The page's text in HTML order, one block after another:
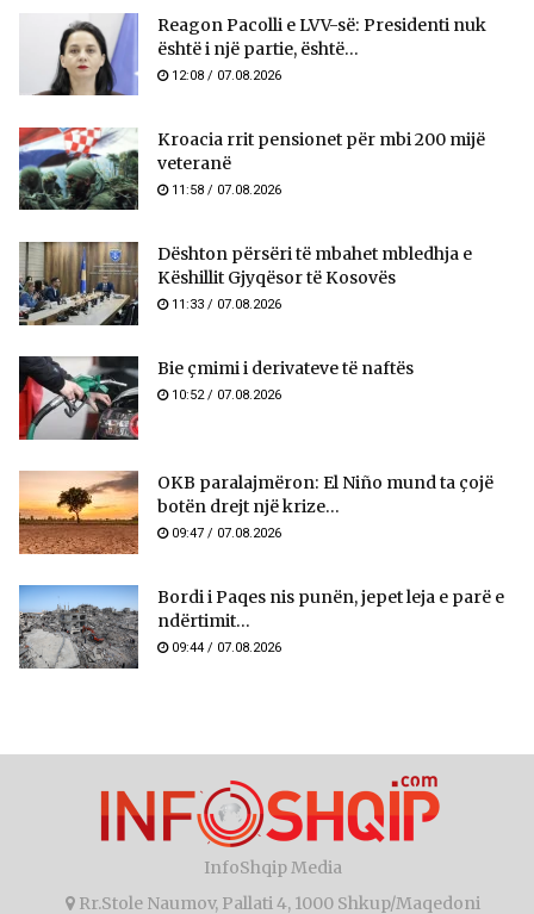
Reagon Pacolli e LVV-së: Presidenti nuk
është i një partie, është...
12:08 / 07.08.2026
Kroacia rrit pensionet për mbi 200 mijë
veteranë
11:58 / 07.08.2026
​Dështon përsëri të mbahet mbledhja e
Këshillit Gjyqësor të Kosovës
11:33 / 07.08.2026
Bie çmimi i derivateve të naftës
10:52 / 07.08.2026
OKB paralajmëron: El Niño mund ta çojë
botën drejt një krize...
09:47 / 07.08.2026
Bordi i Paqes nis punën, jepet leja e parë e
ndërtimit...
09:44 / 07.08.2026
InfoShqip Media
Rr.Stole Naumov, Pallati 4, 1000 Shkup/Maqedoni